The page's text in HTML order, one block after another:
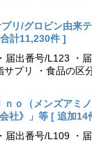
リ/グロビン由来
計11,230件 ]
届出番号/L123 ・
サプリ ・食品の区
ｏ（メンズアミノ
社》」等 [ 追加
出番号/L109 ・